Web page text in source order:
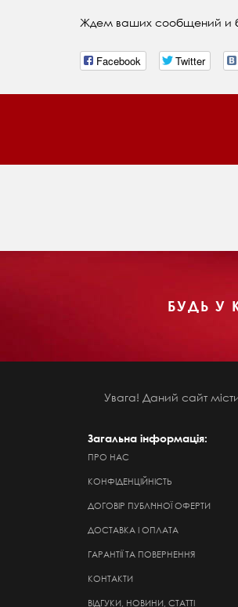
Ждем ваших сообщений и
Facebook Twitter
БУДЬ У
Увага! Даний сайт
Загальна інформація:
ПРО НАС
КОНФІДЕНЦІЙНІСТЬ
ДОГОВІР ПУБЛІЧНОЇ ОФЕРТИ
ДОСТАВКА І ОПЛАТА
ГАРАНТІЇ ТА ПОВЕРНЕННЯ
КОНТАКТИ
ВІДГУКИ, НОВИНИ, СТАТТІ